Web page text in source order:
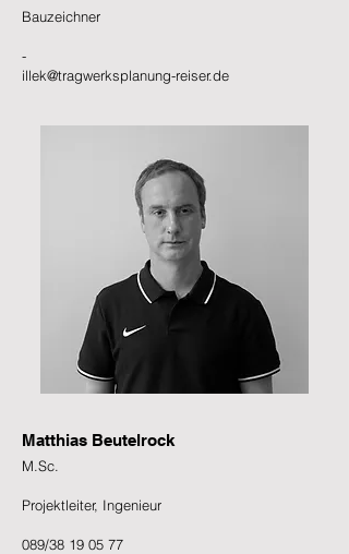
Bauzeichner
-
illek@tragwerksplanung-reiser.de
Matthias Beutelrock
M.Sc.
Projektleiter, Ingenieur
089/38 19 05 77